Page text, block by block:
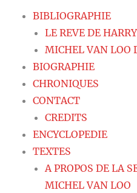
BIBLIOGRAPHIE
LE REVE DE HARRY
MICHEL VAN LOO
BIOGRAPHIE
CHRONIQUES
CONTACT
CREDITS
ENCYCLOPEDIE
TEXTES
A PROPOS DE LA
MICHEL VAN LOO